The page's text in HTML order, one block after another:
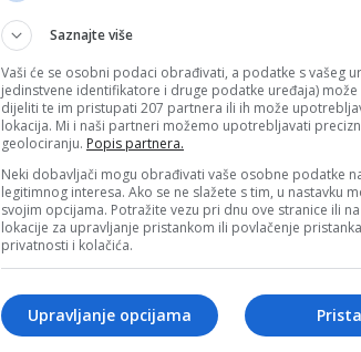
Saznajte više
Vaši će se osobni podaci obrađivati, a podatke s vašeg
jedinstvene identifikatore i druge podatke uređaja)
dijeliti te im pristupati 207 partnera ili ih može
lokacija. Mi i naši partneri možemo upotrebljavati
geolociranju. Popis partnera.
Neki dobavljači mogu obrađivati vaše osobne podatke
legitimnog interesa. Ako se ne slažete s tim, u nastavku
svojim opcijama. Potražite vezu pri dnu ove stranice ili
lokacije za upravljanje pristankom ili povlačenje
privatnosti i kolačića.
Upravljanje opcijama